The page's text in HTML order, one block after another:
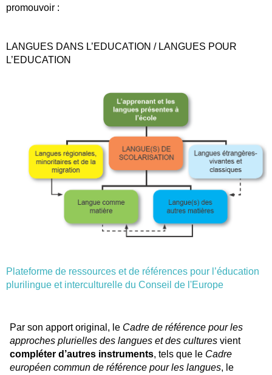
promouvoir :
LANGUES DANS L’EDUCATION / LANGUES POUR
L’EDUCATION
Plateforme de ressources et de références pour l’éducation
plurilingue et interculturelle du Conseil de l'Europe
Par son apport original, le Cadre de référence pour les
approches plurielles des langues et des cultures vient
compléter d’autres instruments, tels que le Cadre
européen commun de référence pour les langues, le